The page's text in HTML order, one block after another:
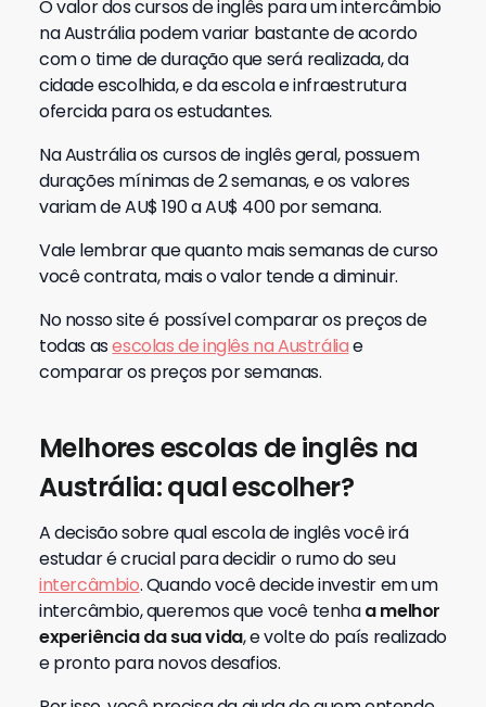
O valor dos cursos de inglês para um intercâmbio
na Austrália podem variar bastante de acordo
com o time de duração que será realizada, da
cidade escolhida, e da escola e infraestrutura
ofercida para os estudantes.
Na Austrália os cursos de inglês geral, possuem
durações mínimas de 2 semanas, e os valores
variam de AU$ 190 a AU$ 400 por semana.
Vale lembrar que quanto mais semanas de curso
você contrata, mais o valor tende a diminuir.
No nosso site é possível comparar os preços de
todas asescolas de inglês na Austráliae
comparar os preços por semanas.
Melhores escolas de inglês na
Austrália: qual escolher?
A decisão sobre qual escola de inglês você irá
estudar é crucial para decidir o rumo do seu
intercâmbio. Quando você decide investir em um
intercâmbio, queremos que você tenhaa melhor
experiência da sua vida, e volte do país realizado
e pronto para novos desafios.